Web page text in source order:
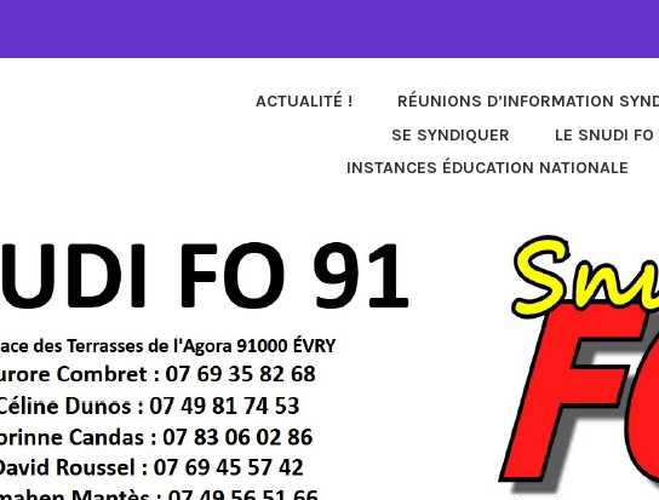
ACTUALITÉ ! RÉUNIONS D’INFORMATION
SE SYNDIQUER
LE SNUDI FO
INSTANCES ÉDUCATION NATIONALE